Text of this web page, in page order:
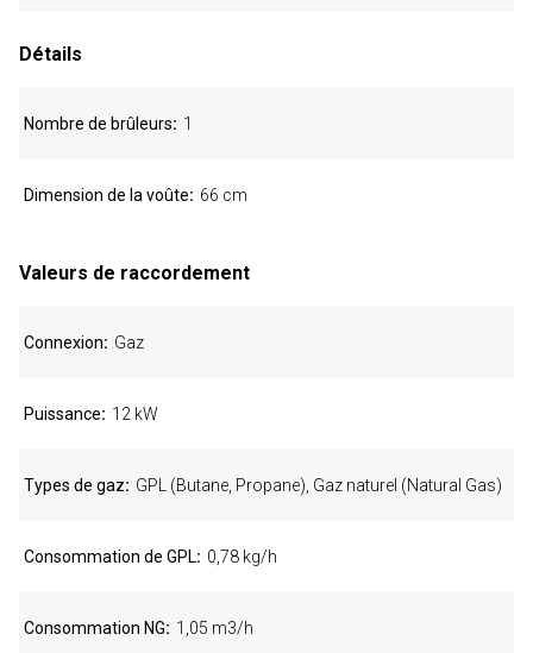
Détails
Nombre de brûleurs 1
Dimension de la voûte 66 cm
Valeurs de raccordement
Connexion Gaz
Puissance 12 kW
Types de gaz GPL (Butane, Propane), Gaz naturel (Natural Gas)
Consommation de GPL 0,78 kg/h
Consommation NG 1,05 m3/h